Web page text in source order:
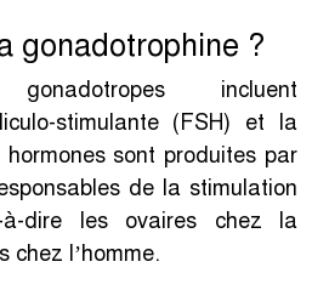
gonadotrophine ?
incluent
stimulante (FSH) et la
hormones sont produites par
de la stimulation
à-dire les ovaires chez la
chez l’homme.